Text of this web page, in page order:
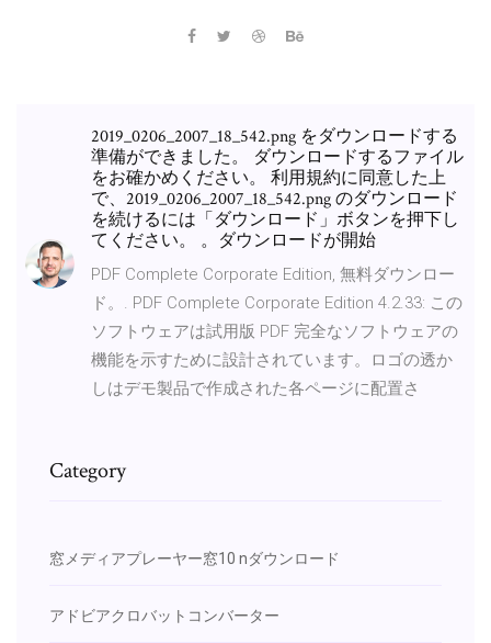
2019_0206_2007_18_542.png をダウンロードする
準備ができました。 ダウンロードするファイル
をお確かめください。 利用規約に同意した上
で、2019_0206_2007_18_542.png のダウンロード
を続けるには「ダウンロード」ボタンを押下し
てください。 。ダウンロードが開始
PDF Complete Corporate Edition, 無料ダウンロー
ド。. PDF Complete Corporate Edition 4.2.33: この
ソフトウェアは試用版 PDF 完全なソフトウェアの
機能を示すために設計されています。ロゴの透か
しはデモ製品で作成された各ページに配置さ
Category
窓メディアプレーヤー窓10 nダウンロード
アドビアクロバットコンバーター